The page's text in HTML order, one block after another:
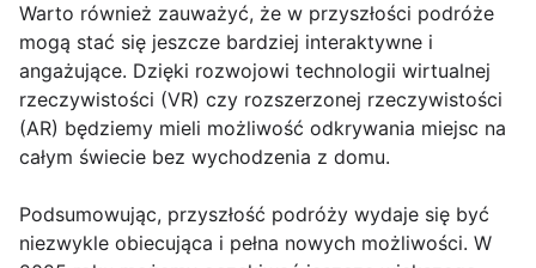
Warto również zauważyć, że w przyszłości podróże
mogą stać się jeszcze bardziej interaktywne i
angażujące. Dzięki rozwojowi technologii wirtualnej
rzeczywistości (VR) czy rozszerzonej rzeczywistości
(AR) będziemy mieli możliwość odkrywania miejsc na
całym świecie bez wychodzenia z domu.
Podsumowując, przyszłość podróży wydaje się być
niezwykle obiecująca i pełna nowych możliwości. W